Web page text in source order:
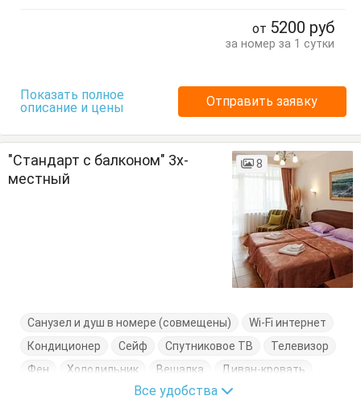
от 5200 руб
за номер за 1 сутки
Показать полное
описание и цены
Отправить заявку
"Стандарт с балконом" 3х-
местный
8
Санузел и душ в номере (совмещены)
Wi-Fi интернет
Кондиционер
Сейф Спутниковое ТВ
Телевизор
Фен
Холодильник Вешалка
Диван-кровать
Журнальный столик
Кресло
Кресло-кровать
Все удобства